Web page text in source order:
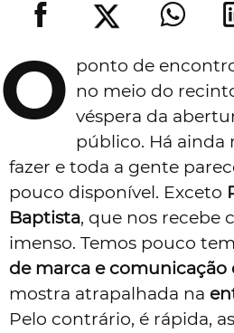
O ponto de
no meio do
véspera da
público. Há
fazer e toda a gente
pouco disponível. Exceto
Baptista, que nos recebe
imenso. Temos pouco
de marca e comunicação
mostra atrapalhada na
Pelo contrário, é rápida,